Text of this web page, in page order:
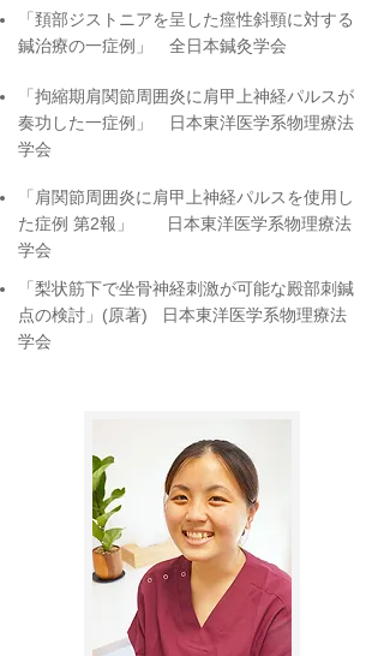
「頚部ジストニアを呈した痙性斜頸に対する
鍼治療の一症例」 全日本鍼灸学会
「拘縮期肩関節周囲炎に肩甲上神経パルスが
奏功した一症例」 日本東洋医学系物理療法
学会
「肩関節周囲炎に肩甲上神経パルスを使用し
た症例 第2報」 日本東洋医学系物理療法
学会
「梨状筋下で坐骨神経刺激が可能な殿部刺鍼
点の検討」(原著) 日本東洋医学系物理療法
学会